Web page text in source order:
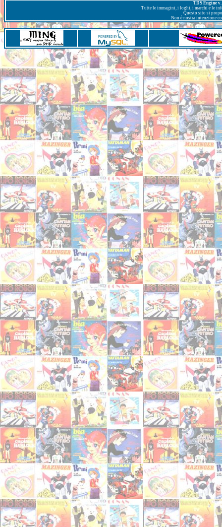
TDS Engine
Tutte le immagini, i loghi, i marchi e le
Questo sito si
Non è nostra intenzione